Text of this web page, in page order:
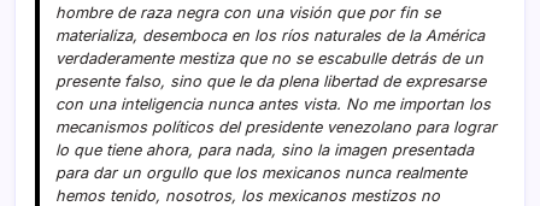
hombre de raza negra con una visión que por fin se
materializa, desemboca en los rí­os naturales de la América
verdaderamente mestiza que no se escabulle detrás de un
presente falso, sino que le da plena libertad de expresarse
con una inteligencia nunca antes vista. No me importan los
mecanismos polí­ticos del presidente venezolano para lograr
lo que tiene ahora, para nada, sino la imagen presentada
para dar un orgullo que los mexicanos nunca realmente
hemos tenido, nosotros, los mexicanos mestizos no